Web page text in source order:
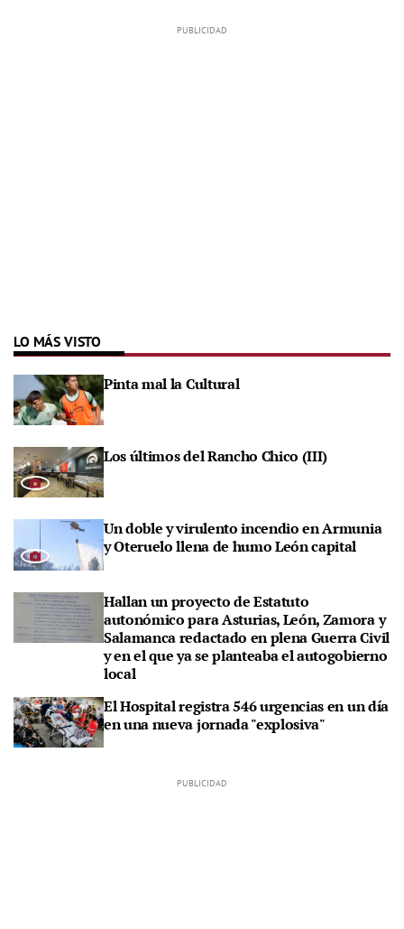
LO MÁS VISTO
Pinta mal la Cultural
Los últimos del Rancho Chico (III)
Un doble y virulento incendio en Armunia
y Oteruelo llena de humo León capital
Hallan un proyecto de Estatuto
autonómico para Asturias, León, Zamora y
Salamanca redactado en plena Guerra Civil
y en el que ya se planteaba el autogobierno
local
El Hospital registra 546 urgencias en un día
en una nueva jornada "explosiva"